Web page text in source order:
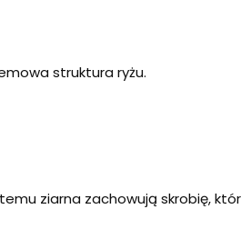
struktura ryżu.
ziarna zachowują skrobię,